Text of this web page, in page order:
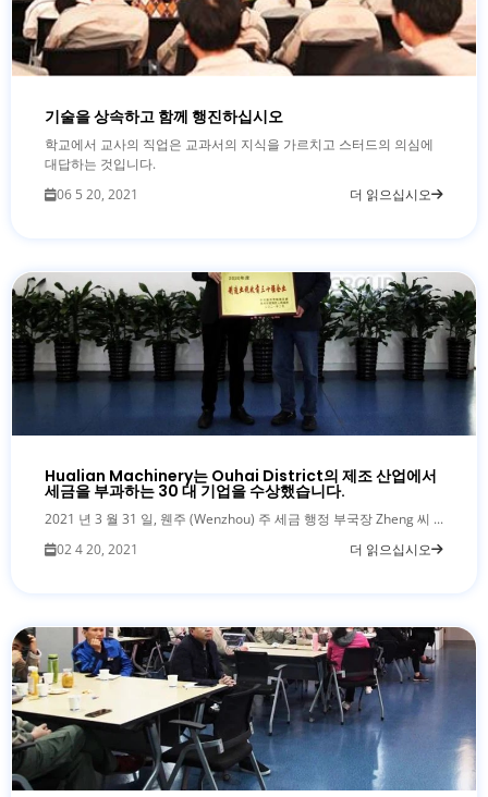
기술을 상속하고 함께 행진하십시오
학교에서 교사의 직업은 교과서의 지식을 가르치고 스터드의 의심에
대답하는 것입니다.
06 5 20, 2021
더 읽으십시오
Hualian Machinery는 Ouhai District의 제조 산업에서
세금을 부과하는 30 대 기업을 수상했습니다.
2021 년 3 월 31 일, 웬주 (Wenzhou) 주 세금 행정 부국장 Zheng 씨 ...
02 4 20, 2021
더 읽으십시오